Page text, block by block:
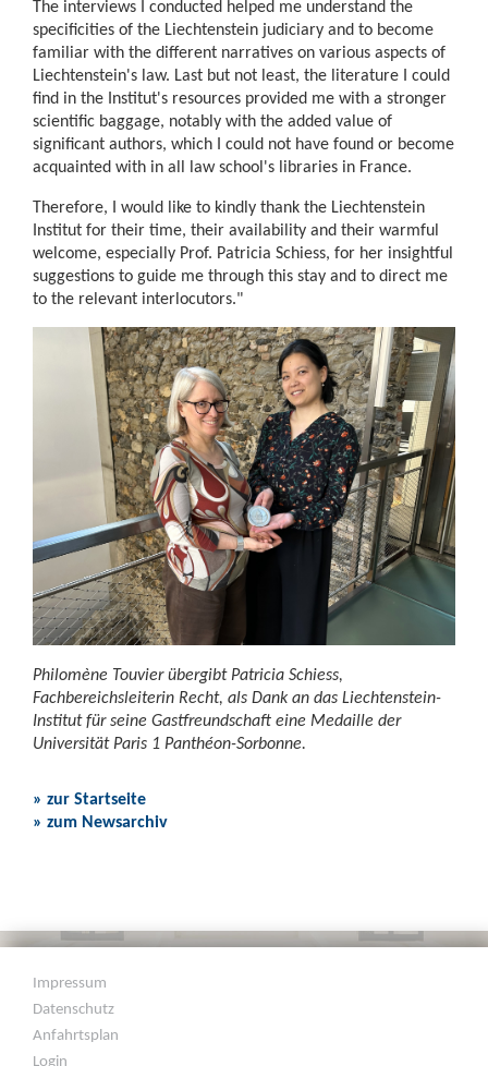
The interviews I conducted helped me understand the
specificities of the Liechtenstein judiciary and to become
familiar with the different narratives on various aspects of
Liechtenstein's law. Last but not least, the literature I could
find in the Institut's resources provided me with a stronger
scientific baggage, notably with the added value of
significant authors, which I could not have found or become
acquainted with in all law school's libraries in France.
Therefore, I would like to kindly thank the Liechtenstein
Institut for their time, their availability and their warmful
welcome, especially Prof. Patricia Schiess, for her insightful
suggestions to guide me through this stay and to direct me
to the relevant interlocutors."
Philomène Touvier übergibt Patricia Schiess,
Fachbereichsleiterin Recht, als Dank an das Liechtenstein-
Institut für seine Gastfreundschaft eine Medaille der
Universität Paris 1 Panthéon-Sorbonne.
» zur Startseite
» zum Newsarchiv
Impressum
Datenschutz
Anfahrtsplan
Login